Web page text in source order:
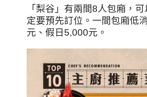
「梨谷」有兩間8人包廂，
定要預先訂位。一間包廂低
元、假日5,000元。